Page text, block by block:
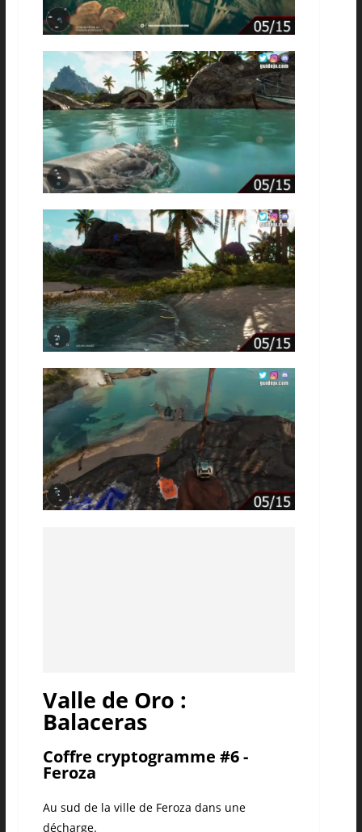
Valle de Oro :
Balaceras
Coffre cryptogramme #6 -
Feroza
Au sud de la ville de Feroza dans une
décharge.